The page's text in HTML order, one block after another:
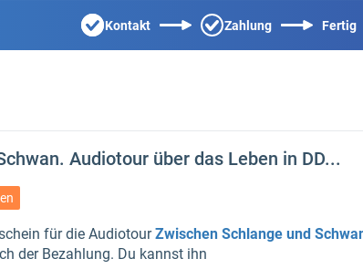
Kontakt Zahlung Fertig
Audiotour über das Leben in DD...
für die AudiotourZwischen Schlange und
der Bezahlung. Du kannst ihn